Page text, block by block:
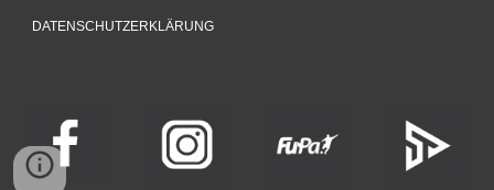
DATENSCHUTZERKLÄRUNG